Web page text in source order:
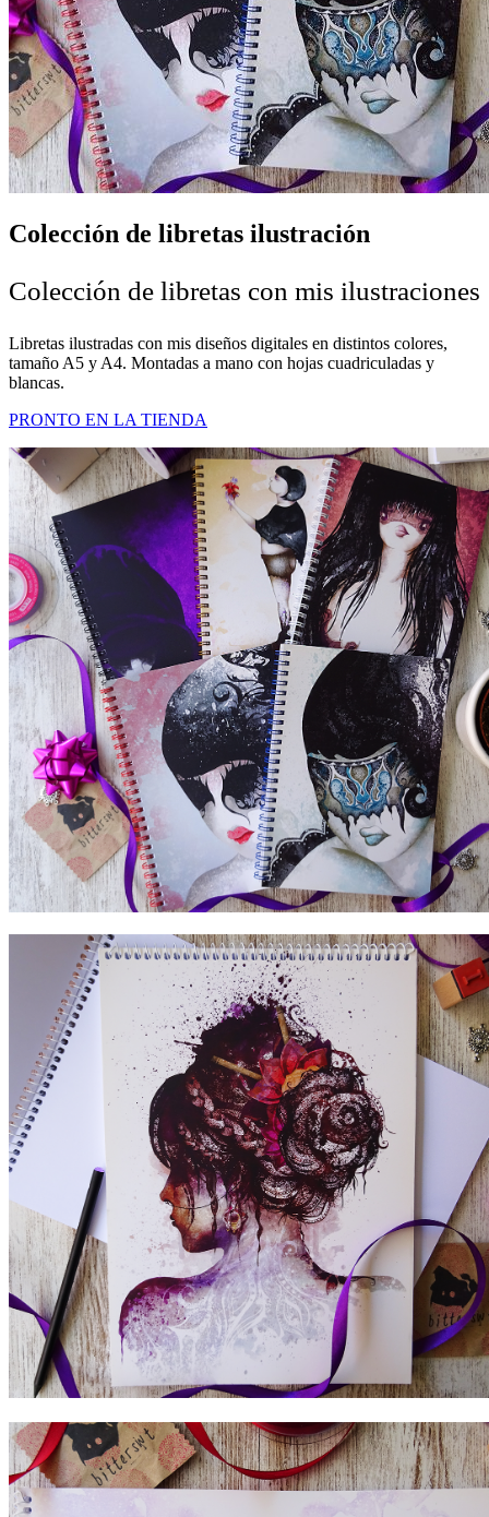
Colección de libretas ilustración
Colección de libretas con mis ilustraciones
Libretas ilustradas con mis diseños digitales en distintos colores,
tamaño A5 y A4. Montadas a mano con hojas cuadriculadas y
blancas.
PRONTO EN LA TIENDA